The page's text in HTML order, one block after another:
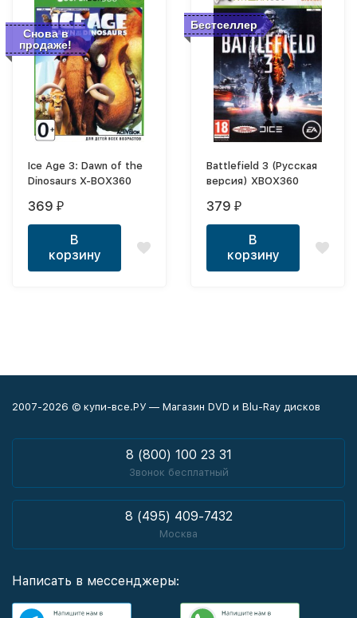
Снова в
продаже!
Ice Age 3: Dawn of the
Dinosaurs X-BOX360
369 ₽
В
корзину
Бестселлер
Battlefield 3 (Русская
версия) XBOX360
379 ₽
В
корзину
2007-2026 © купи-все.РУ — Магазин DVD и Blu-Ray дисков
8 (800) 100 23 31
Звонок бесплатный
8 (495) 409-7432
Москва
Написать в мессенджеры: